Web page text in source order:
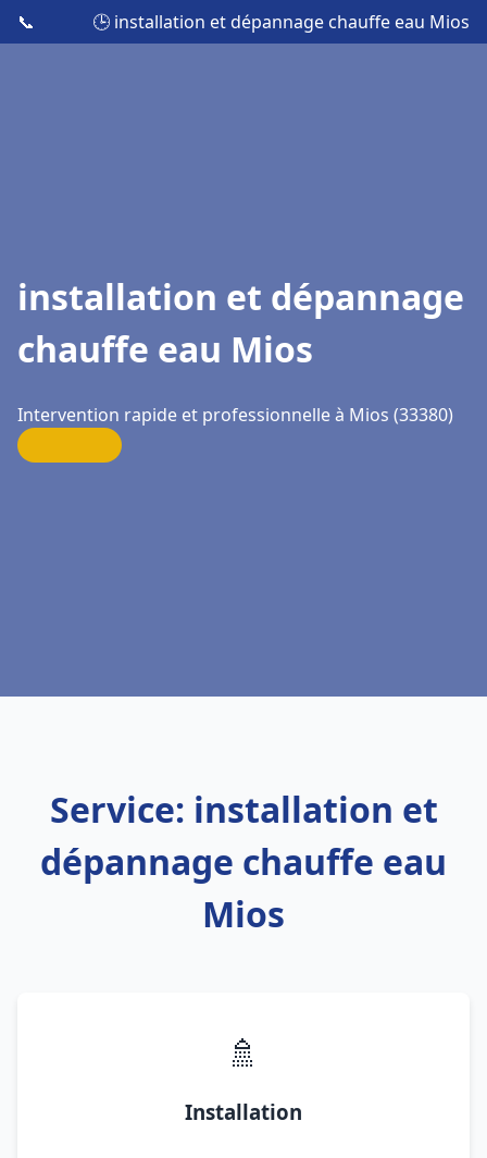
📞 🕒 installation et dépannage chauffe eau Mios
installation et dépannage
chauffe eau Mios
Intervention rapide et professionnelle à Mios (33380)
Service: installation et
dépannage chauffe eau
Mios
🚿
Installation